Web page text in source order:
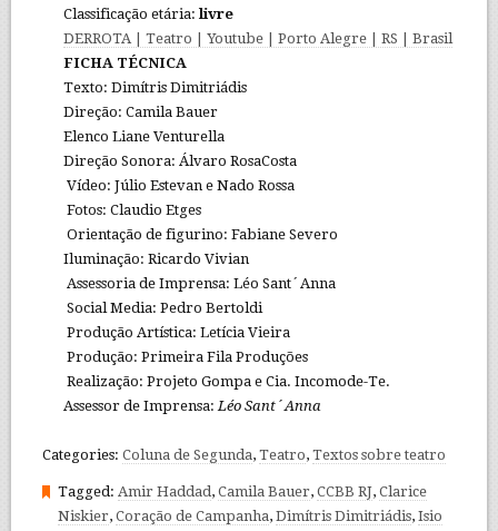
Classificação etária:livre
DERROTA | Teatro | Youtube | Porto Alegre | RS | Brasil
FICHA TÉCNICA
Texto: Dimítris Dimitriádis
Direção: Camila Bauer
Elenco Liane Venturella
Direção Sonora: Álvaro RosaCosta
Vídeo: Júlio Estevan e Nado Rossa
Fotos: Claudio Etges
Orientação de figurino: Fabiane Severo
Iluminação: Ricardo Vivian
Assessoria de Imprensa: Léo Sant´Anna
Social Media: Pedro Bertoldi
Produção Artística: Letícia Vieira
Produção: Primeira Fila Produções
Realização: Projeto Gompa e Cia. Incomode-Te.
Assessor de Imprensa:Léo Sant´Anna
Categories: Coluna de Segunda, Teatro, Textos sobre teatro
Tagged: Amir Haddad, Camila Bauer, CCBB RJ, Clarice
Niskier, Coração de Campanha, Dimítris Dimitriádis, Isio